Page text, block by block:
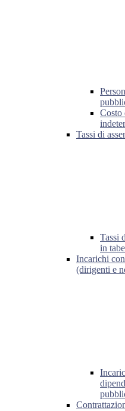
Costo
Tassi di
Tassi
in
Incarichi
(dirigenti e